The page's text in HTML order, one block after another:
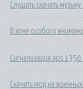
Слушать скачать
В зоне особого
Сигнализация aps
Скачать мод на военных